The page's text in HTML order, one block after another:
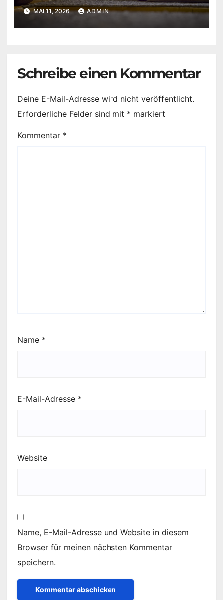
MAI 11, 2026 ADMIN
Schreibe einen Kommentar
Deine E-Mail-Adresse wird nicht veröffentlicht.
Erforderliche Felder sind mit * markiert
Kommentar *
Name *
E-Mail-Adresse *
Website
Name, E-Mail-Adresse und Website in diesem
Browser für meinen nächsten Kommentar
speichern.